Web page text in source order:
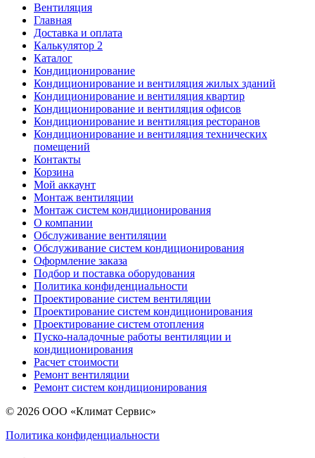
Вентиляция
Главная
Доставка и оплата
Калькулятор 2
Каталог
Кондиционирование
Кондиционирование и вентиляция жилых зданий
Кондиционирование и вентиляция квартир
Кондиционирование и вентиляция офисов
Кондиционирование и вентиляция ресторанов
Кондиционирование и вентиляция технических
помещений
Контакты
Корзина
Мой аккаунт
Монтаж вентиляции
Монтаж систем кондиционирования
О компании
Обслуживание вентиляции
Обслуживание систем кондиционирования
Оформление заказа
Подбор и поставка оборудования
Политика конфиденциальности
Проектирование систем вентиляции
Проектирование систем кондиционирования
Проектирование систем отопления
Пуско-наладочные работы вентиляции и
кондиционирования
Расчет стоимости
Ремонт вентиляции
Ремонт систем кондиционирования
© 2026 ООО «Климат Сервис»
Политика конфиденциальности